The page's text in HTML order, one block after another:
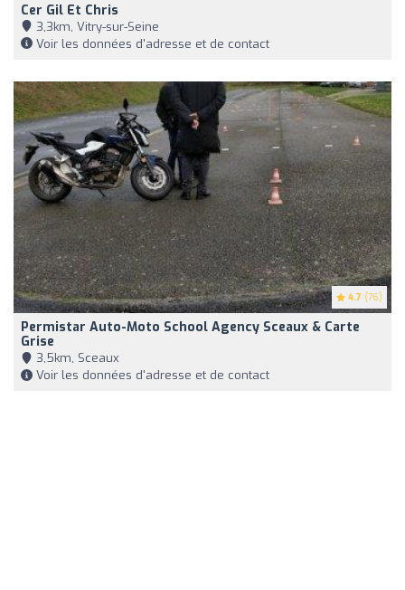
Cer Gil Et Chris
3,3km, Vitry-sur-Seine
Voir les données d'adresse et de contact
4.7 (76)
Permistar Auto-Moto School Agency Sceaux & Carte
Grise
3,5km, Sceaux
Voir les données d'adresse et de contact